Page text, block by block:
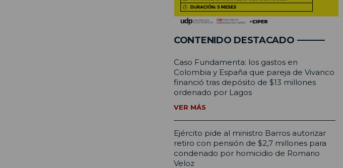
CONTENIDO DESTACADO
Caso Fundamenta: los gastos en
Colombia y España que pareja de Vivanco
financió tras depósito de $13 millones
ordenado por Lagos
VER MÁS
Ejército pide al ministro Barros autorizar
retiro con pensión de $2,7 millones para
condenado por homicidio de Romario
Veloz